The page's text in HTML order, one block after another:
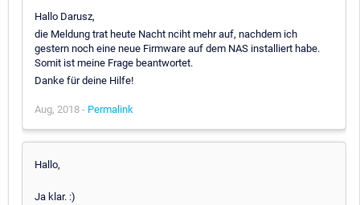
Hallo Darusz,
die Meldung trat heute Nacht nciht mehr auf, nachdem ich
gestern noch eine neue Firmware auf dem NAS installiert habe.
Somit ist meine Frage beantwortet.
Danke für deine Hilfe!
Aug, 2018 - Permalink
Hallo,
Ja klar. :)